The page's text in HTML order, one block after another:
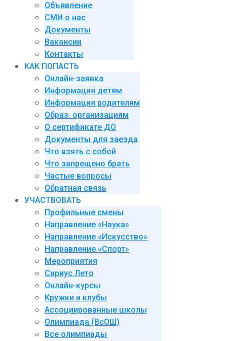
Объявление
СМИ о нас
Документы
Вакансии
Контакты
КАК ПОПАСТЬ
Онлайн-заявка
Информация детям
Информация родителям
Образ. организациям
О сертификате ДО
Документы для заезда
Что взять с собой
Что запрещено брать
Частые вопросы
Обратная связь
УЧАСТВОВАТЬ
Профильные смены
Направление «Наука»
Направление «Искусство»
Направление «Спорт»
Мероприятия
Сириус.Лето
Онлайн-курсы
Кружки и клубы
Ассоциированные школы
Олимпиада (ВсОШ)
Все олимпиады